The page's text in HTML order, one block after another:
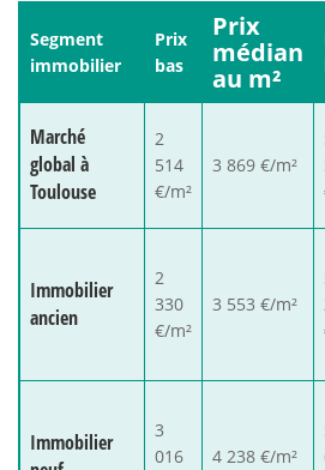
Segment
immobilier
Prix
bas
Prix
médian
au m²
Marché
global à
Toulouse
2
514
€/m²
3 869 €/m²
Immobilier
ancien
2
330
€/m²
3 553 €/m²
Immobilier
3
016
4 238 €/m²